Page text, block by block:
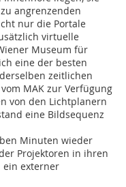
angrenzenden
nur die Portale
virtuelle
Museum für
eine der besten
zeitlichen
MAK zur Verfügung
von den Lichtplanern
eine Bildsequenz
Minuten wieder
Projektoren in ihren
ein externer